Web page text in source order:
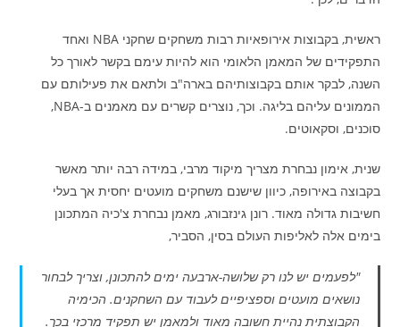
ראשית, בקבוצות אירופאיות רבות משחקים שחקני NBA ואחד
התפקידים של המאמן הלאומי הוא להיות עימם בקשר לאורך כל
השנה, לבקר אותם בקבוצותיהם בארה"ב ולתאם את פעילותם עם
הממונים עליהם בליגה. וכך, נוצרים קשרים עם מאמנים ב-NBA,
סוכנים, וסקאוטים.
שנית, אימון נבחרת מצריך מיקוד מרבי, במידה רבה יותר מאשר
בקבוצה באירופה, כיוון שישנם משחקים מועטים יחסית אך בעלי
חשיבות גדולה מאוד. רונן גינזבורג, מאמן נבחרת צ'כיה המתכונן
בימים אלה לאליפות העולם בסין, הסביר,
"לפעמים יש לנו רק שלושה-ארבעה ימים להתכונן, וצריך לבחור
נושאים מועטים וספציפיים לעבוד עם השחקנים. הכימיה
הקבוצתית נהיית חשובה מאוד ולמאמן יש תפקיד מרכזי בכך.